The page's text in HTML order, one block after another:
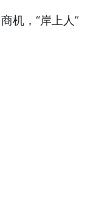
机，“岸上人”